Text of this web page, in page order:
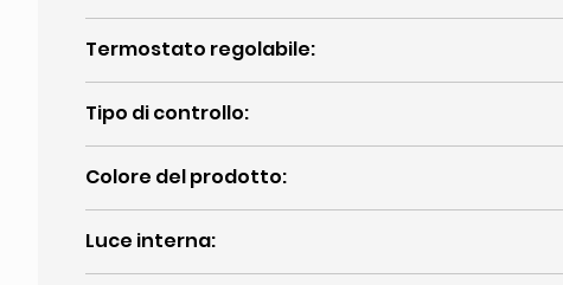
Termostato regolabile:
Tipo di controllo:
Colore del prodotto:
Luce interna: